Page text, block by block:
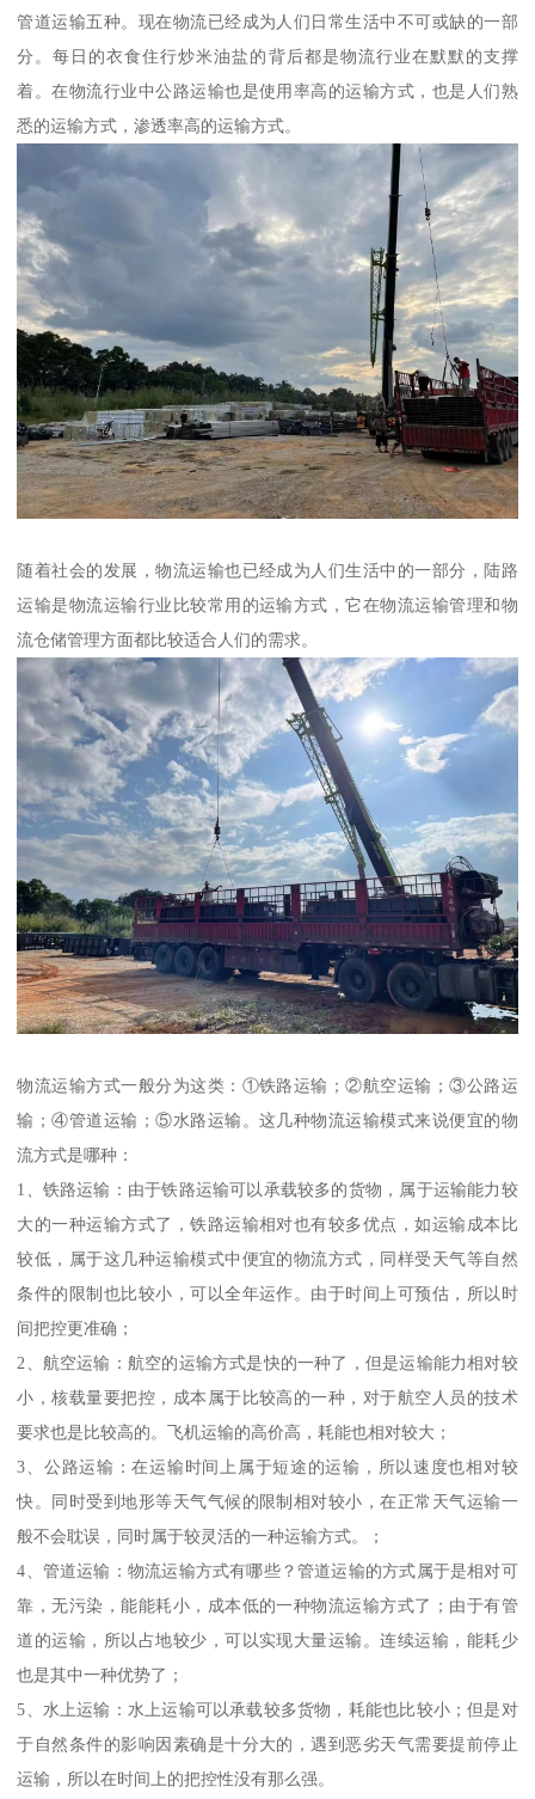
管道运输五种。现在物流已经成为人们日常生活中不可或缺的一部
分。每日的衣食住行炒米油盐的背后都是物流行业在默默的支撑
着。在物流行业中公路运输也是使用率高的运输方式，也是人们熟
悉的运输方式，渗透率高的运输方式。
随着社会的发展，物流运输也已经成为人们生活中的一部分，陆路
运输是物流运输行业比较常用的运输方式，它在物流运输管理和物
流仓储管理方面都比较适合人们的需求。
物流运输方式一般分为这类：①铁路运输；②航空运输；③公路运
输；④管道运输；⑤水路运输。这几种物流运输模式来说便宜的物
流方式是哪种：
1、铁路运输：由于铁路运输可以承载较多的货物，属于运输能力较
大的一种运输方式了，铁路运输相对也有较多优点，如运输成本比
较低，属于这几种运输模式中便宜的物流方式，同样受天气等自然
条件的限制也比较小，可以全年运作。由于时间上可预估，所以时
间把控更准确；
2、航空运输：航空的运输方式是快的一种了，但是运输能力相对较
小，核载量要把控，成本属于比较高的一种，对于航空人员的技术
要求也是比较高的。飞机运输的高价高，耗能也相对较大；
3、公路运输：在运输时间上属于短途的运输，所以速度也相对较
快。同时受到地形等天气气候的限制相对较小，在正常天气运输一
般不会耽误，同时属于较灵活的一种运输方式。；
4、管道运输：物流运输方式有哪些？管道运输的方式属于是相对可
靠，无污染，能能耗小，成本低的一种物流运输方式了；由于有管
道的运输，所以占地较少，可以实现大量运输。连续运输，能耗少
也是其中一种优势了；
5、水上运输：水上运输可以承载较多货物，耗能也比较小；但是对
于自然条件的影响因素确是十分大的，遇到恶劣天气需要提前停止
运输，所以在时间上的把控性没有那么强。